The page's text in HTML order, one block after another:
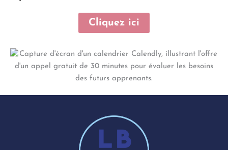
Cliquez ici